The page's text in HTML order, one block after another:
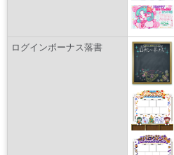
ログインボーナス落書